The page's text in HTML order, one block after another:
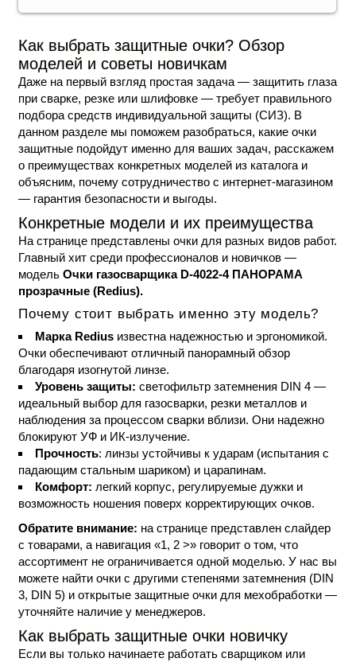
Как выбрать защитные очки? Обзор
моделей и советы новичкам
Даже на первый взгляд простая задача — защитить глаза
при сварке, резке или шлифовке — требует правильного
подбора средств индивидуальной защиты (СИЗ). В
данном разделе мы поможем разобраться, какие очки
защитные подойдут именно для ваших задач, расскажем
о преимуществах конкретных моделей из каталога и
объясним, почему сотрудничество с интернет-магазином
— гарантия безопасности и выгоды.
Конкретные модели и их преимущества
На странице представлены очки для разных видов работ.
Главный хит среди профессионалов и новичков —
модель Очки газосварщика D-4022-4 ПАНОРАМА
прозрачные (Redius).
Почему стоит выбрать именно эту модель?
Марка Redius известна надежностью и эргономикой.
Очки обеспечивают отличный панорамный обзор
благодаря изогнутой линзе.
Уровень защиты: светофильтр затемнения DIN 4 —
идеальный выбор для газосварки, резки металлов и
наблюдения за процессом сварки вблизи. Они надежно
блокируют УФ и ИК-излучение.
Прочность: линзы устойчивы к ударам (испытания с
падающим стальным шариком) и царапинам.
Комфорт: легкий корпус, регулируемые дужки и
возможность ношения поверх корректирующих очков.
Обратите внимание: на странице представлен слайдер
с товарами, а навигация «1, 2 >» говорит о том, что
ассортимент не ограничивается одной моделью. У нас вы
можете найти очки с другими степенями затемнения (DIN
3, DIN 5) и открытые защитные очки для мехобработки —
уточняйте наличие у менеджеров.
Как выбрать защитные очки новичку
Если вы только начинаете работать сварщиком или